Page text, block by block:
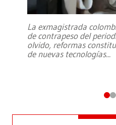
La exmagistrada
de contrapeso del
olvido, reformas
de nuevas tecnologías...